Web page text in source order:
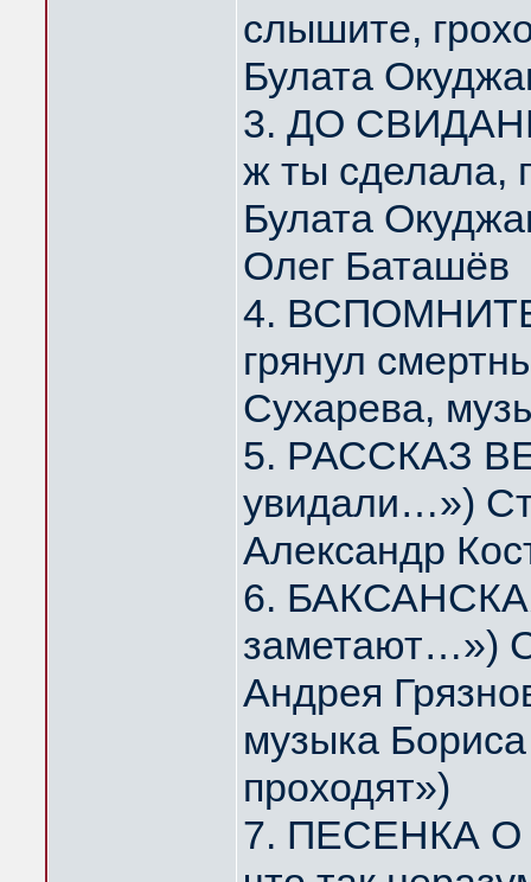
слышите,
Булата
3. ДО
ж ты сделала,
Булата
Олег Баташёв
4.
грянул
Сухарева,
5. РАССКАЗ
увидали…»)
Александр
6.
заметают…»)
Андрея
музыка
проходят»)
7. ПЕСЕНКА О